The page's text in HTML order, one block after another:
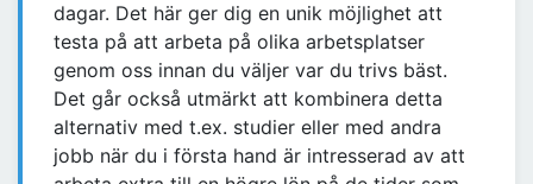
dagar. Det här ger dig en unik möjlighet att
testa på att arbeta på olika arbetsplatser
genom oss innan du väljer var du trivs bäst.
Det går också utmärkt att kombinera detta
alternativ med t.ex. studier eller med andra
jobb när du i första hand är intresserad av att